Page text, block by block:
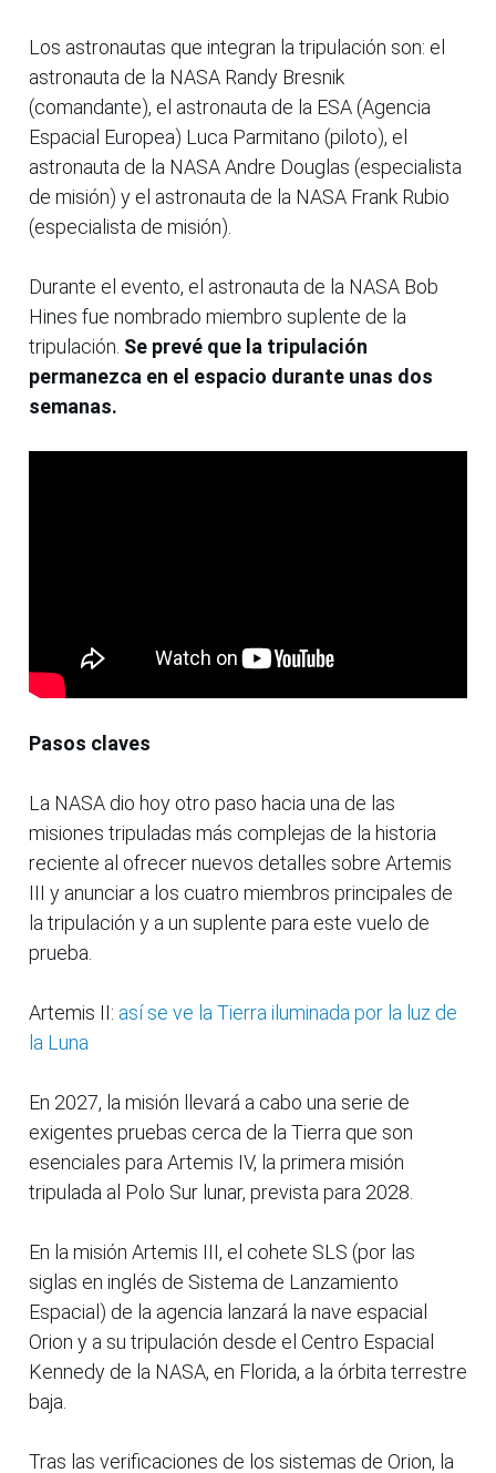
Los astronautas que integran la tripulación son: el
astronauta de la NASA Randy Bresnik
(comandante), el astronauta de la ESA (Agencia
Espacial Europea) Luca Parmitano (piloto), el
astronauta de la NASA Andre Douglas (especialista
de misión) y el astronauta de la NASA Frank Rubio
(especialista de misión).
Durante el evento, el astronauta de la NASA Bob
Hines fue nombrado miembro suplente de la
tripulación. Se prevé que la tripulación
permanezca en el espacio durante unas dos
semanas.
Pasos claves
La NASA dio hoy otro paso hacia una de las
misiones tripuladas más complejas de la historia
reciente al ofrecer nuevos detalles sobre Artemis
III y anunciar a los cuatro miembros principales de
la tripulación y a un suplente para este vuelo de
prueba.
Artemis II: así se ve la Tierra iluminada por la luz de
la Luna
En 2027, la misión llevará a cabo una serie de
exigentes pruebas cerca de la Tierra que son
esenciales para Artemis IV, la primera misión
tripulada al Polo Sur lunar, prevista para 2028.
En la misión Artemis III, el cohete SLS (por las
siglas en inglés de Sistema de Lanzamiento
Espacial) de la agencia lanzará la nave espacial
Orion y a su tripulación desde el Centro Espacial
Kennedy de la NASA, en Florida, a la órbita terrestre
baja.
Tras las verificaciones de los sistemas de Orion, la